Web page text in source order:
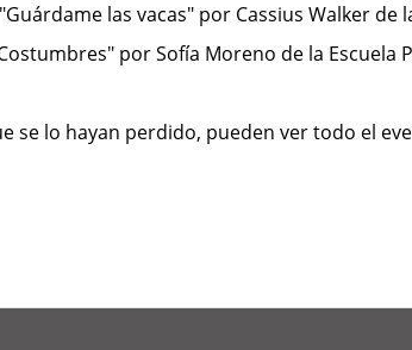
las vacas" por Cassius Walker de
por Sofía Moreno de la Escuela
se lo hayan perdido, pueden ver todo el